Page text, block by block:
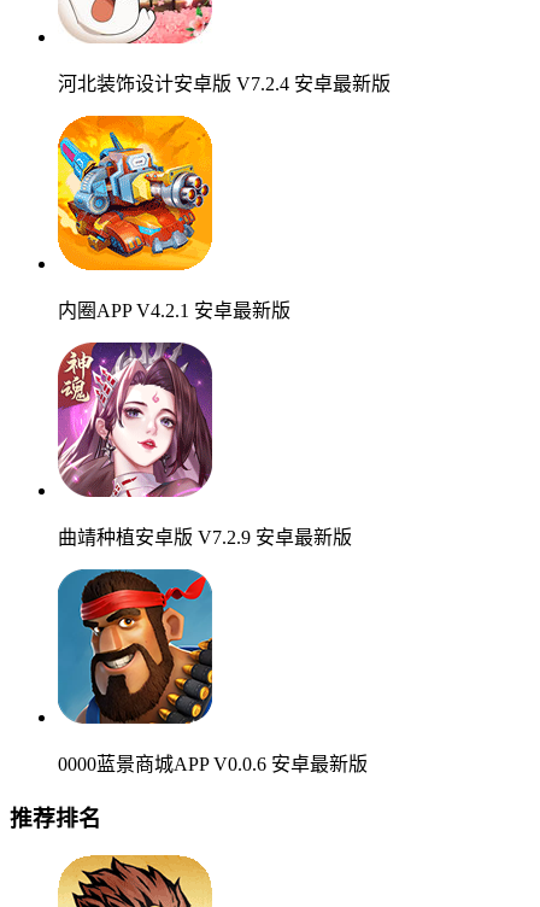
河北装饰设计安卓版 V7.2.4 安卓最新版
内圈APP V4.2.1 安卓最新版
曲靖种植安卓版 V7.2.9 安卓最新版
0000蓝景商城APP V0.0.6 安卓最新版
推荐排名